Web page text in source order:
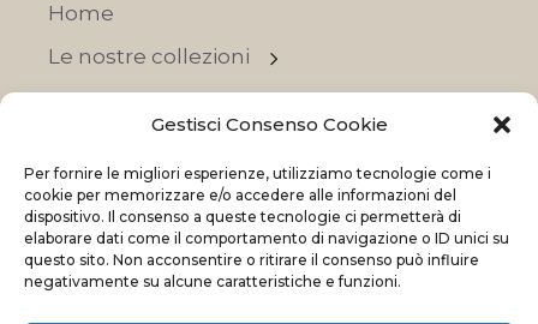
Gestisci Consenso Cookie
Per fornire le migliori esperienze, utilizziamo tecnologie come i
cookie per memorizzare e/o accedere alle informazioni del
dispositivo. Il consenso a queste tecnologie ci permetterà di
elaborare dati come il comportamento di navigazione o ID unici su
questo sito. Non acconsentire o ritirare il consenso può influire
negativamente su alcune caratteristiche e funzioni.
Home
Le nostre collezioni
OFFERTE